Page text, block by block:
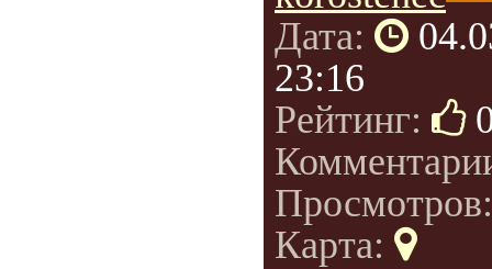
Дата:
23:16
Рейтинг:
Карта: